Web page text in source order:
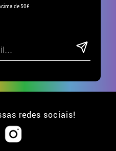
de 50€
redes sociais!